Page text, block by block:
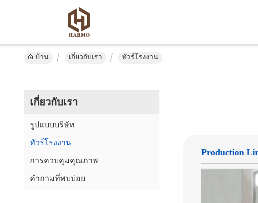
บ้าน เกี่ยวกับเรา ทัวร์โรงงาน
เกี่ยวกับเรา
รูปแบบบริษัท
ทัวร์โรงงาน
การควบคุมคุณภาพ
คำถามที่พบบ่อย
Production